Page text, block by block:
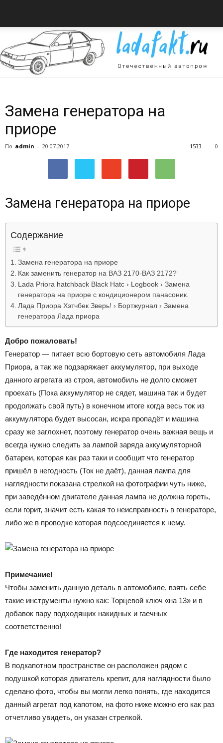
Замена генератора на
приоре
По admin - 20.07.2017 0
1533
Замена генератора на приоре
Содержание
Замена генератора на приоре
Как заменить генератор на ВАЗ 2170-ВАЗ 2172?
Lada Priora hatchback Black Hatc › Logbook › Замена
генератора на приоре с кондиционером панасоник.
Лада Приора Хэтчбек Зверь! › Бортжурнал › Замена
генератора Лада приора
Добро пожаловать!
Генератор — питает всю бортовую сеть автомобиля Лада
Приора, а так же подзаряжает аккумулятор, при выходе
данного агрегата из строя, автомобиль не долго сможет
проехать (Пока аккумулятор не сядет, машина так и будет
продолжать свой путь) в конечном итоге когда весь ток из
аккумулятора будет высосан, искра пропадёт и машина
сразу же заглохнет, поэтому генератор очень важная вещь и
всегда нужно следить за лампой заряда аккумуляторной
батареи, которая как раз таки и сообщит что генератор
пришёл в негодность (Ток не даёт), данная лампа для
наглядности показана стрелкой на фотографии чуть ниже,
при заведённом двигателе данная лампа не должна гореть,
если горит, значит есть какая то неисправность в генераторе,
либо же в проводке которая подсоединяется к нему.
Примечание!
Чтобы заменить данную деталь в автомобиле, взять себе
такие инструменты нужно как: Торцевой ключ «на 13» и в
добавок пару подходящих накидных и гаечных
соответственно!
Где находится генератор?
В подкапотном пространстве он расположен рядом с
подушкой которая двигатель крепит, для наглядности было
сделано фото, чтобы вы могли легко понять, где находится
данный агрегат под капотом, на фото ниже можно его как раз
отчетливо увидеть, он указан стрелкой.